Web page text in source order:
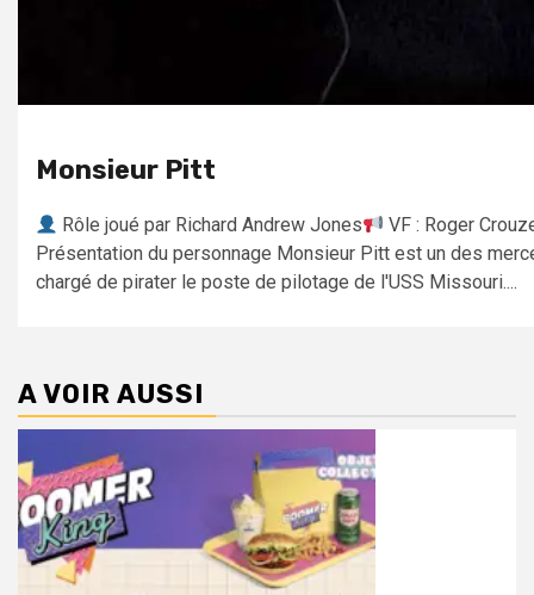
Monsieur Pitt
Rôle joué par Richard Andrew Jones
VF : Roger
Présentation du personnage Monsieur Pitt est un des
chargé de pirater le poste de pilotage de l'USS Missouri....
A VOIR AUSSI